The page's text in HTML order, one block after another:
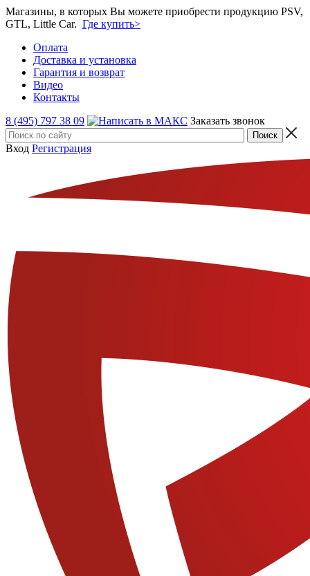
Магазины, в которых Вы можете приобрести продукцию PSV,
GTL, Little Car. Где купить>
Оплата
Доставка и установка
Гарантия и возврат
Видео
Контакты
8 (495) 797 38 09
Заказать звонок
Вход Регистрация